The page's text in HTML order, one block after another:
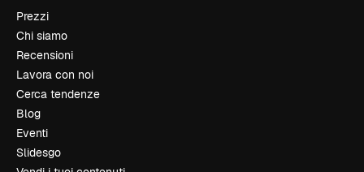
Prezzi
Chi siamo
Recensioni
Lavora con noi
Cerca tendenze
Blog
Eventi
Slidesgo